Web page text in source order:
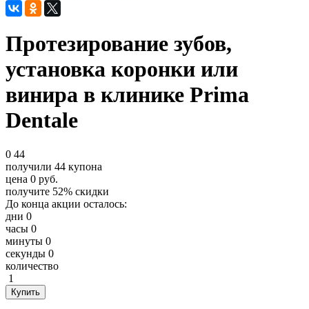
Протезирование зубов,
установка коронки или
винира в клинике Prima
Dentale
0 44
получили 44 купона
цена 0 руб.
получите 52% скидки
До конца акции осталось:
дни 0
часы 0
минуты 0
секунды 0
количество
1